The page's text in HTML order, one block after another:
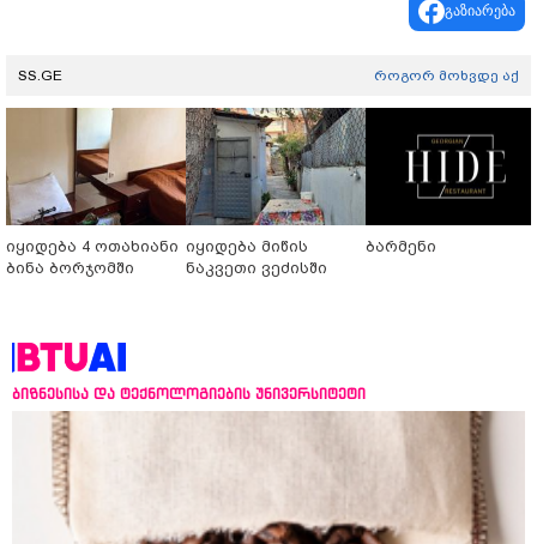
გაზიარება
SS.GE როგორ მოხვდე აქ
იყიდება 4 ოთახიანი
ბინა ბორჯომში
იყიდება მიწის
ნაკვეთი ვეძისში
ბარმენი
ბიზნესისა და ტექნოლოგიების უნივერსიტეტი